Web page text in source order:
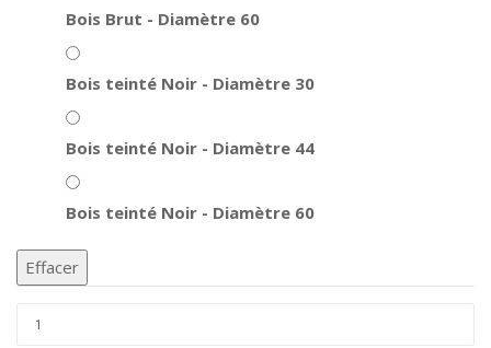
Bois Brut - Diamètre 60
Bois teinté Noir - Diamètre 30
Bois teinté Noir - Diamètre 44
Bois teinté Noir - Diamètre 60
Effacer